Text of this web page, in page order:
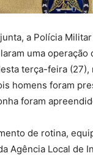
a Polícia
uma operação
terça-feira (27),
homens foram
foram
de rotina,
Agência Local de